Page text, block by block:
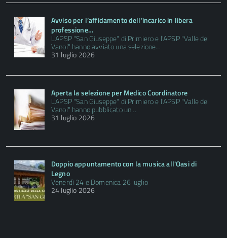
Avviso per l’affidamento dell’incarico in libera
professione…
L'APSP "San Giuseppe" di Primiero e l'APSP "Valle del
Vanoi" hanno avviato una selezione…
31 luglio 2026
Aperta la selezione per Medico Coordinatore
L'APSP "San Giuseppe" di Primiero e l'APSP "Valle del
Vanoi" hanno pubblicato un…
31 luglio 2026
Doppio appuntamento con la musica all'Oasi di
Legno
Venerdì 24 e Domenica 26 luglio
24 luglio 2026